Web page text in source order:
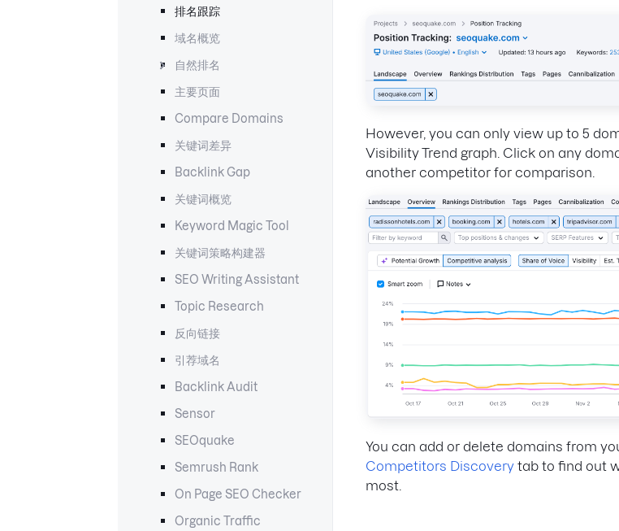
排名跟踪
域名概览
自然排名
主要页面
Compare Domains
关键词差异
Backlink Gap
关键词概览
Keyword Magic Tool
关键词策略构建器
SEO Writing Assistant
Topic Research
反向链接
引荐域名
Backlink Audit
Sensor
SEOquake
Semrush Rank
On Page SEO Checker
Organic Traffic
However, you can only view up to 5
Visibility Trend graph. Click on any
another competitor for comparison.
You can add or delete domains from
Competitors Discoverytab to find out
most.